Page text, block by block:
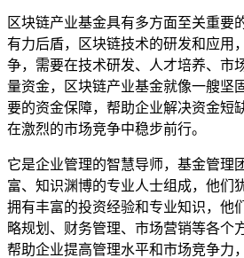
区块链产业基金具有多方面至关重要
有力后盾，区块链技术的研发和应用
争，需要在技术研发、人才培养、市
量资金，区块链产业基金就像一艘坚
要的资金保障，帮助企业解决资金短
在激烈的市场竞争中稳步前行。
它是企业管理的智慧导师，基金管理
富、知识渊博的专业人士组成，他们
拥有丰富的投资经验和专业知识，他
略规划、财务管理、市场营销等各个
帮助企业提高管理水平和市场竞争力